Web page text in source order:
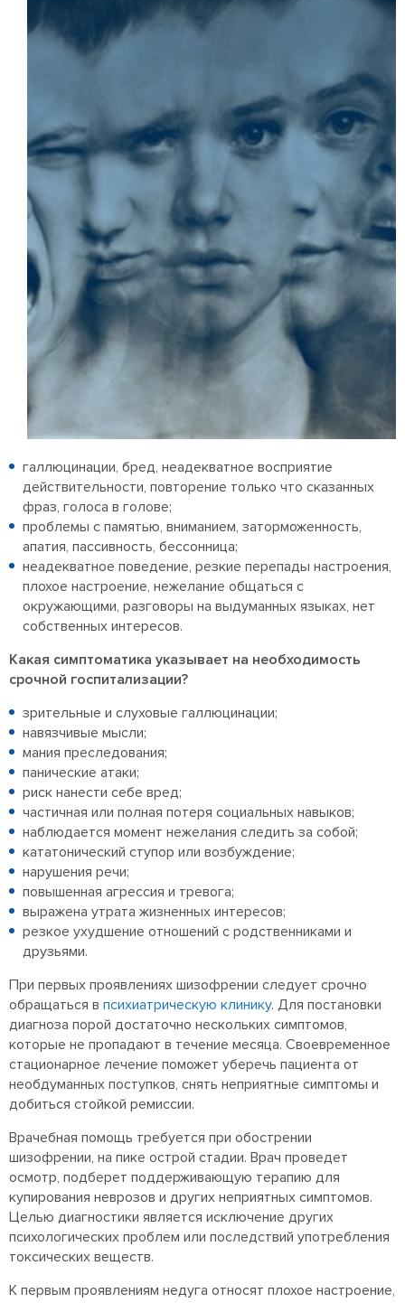
галлюцинации, бред, неадекватное восприятие
действительности, повторение только что сказанных
фраз, голоса в голове;
проблемы с памятью, вниманием, заторможенность,
апатия, пассивность, бессонница;
неадекватное поведение, резкие перепады настроения,
плохое настроение, нежелание общаться с
окружающими, разговоры на выдуманных языках, нет
собственных интересов.
Какая симптоматика указывает на необходимость
срочной госпитализации?
зрительные и слуховые галлюцинации;
навязчивые мысли;
мания преследования;
панические атаки;
риск нанести себе вред;
частичная или полная потеря социальных навыков;
наблюдается момент нежелания следить за собой;
кататонический ступор или возбуждение;
нарушения речи;
повышенная агрессия и тревога;
выражена утрата жизненных интересов;
резкое ухудшение отношений с родственниками и
друзьями.
При первых проявлениях шизофрении следует срочно
обращаться в психиатрическую клинику. Для постановки
диагноза порой достаточно нескольких симптомов,
которые не пропадают в течение месяца. Своевременное
стационарное лечение поможет уберечь пациента от
необдуманных поступков, снять неприятные симптомы и
добиться стойкой ремиссии.
Врачебная помощь требуется при обострении
шизофрении, на пике острой стадии. Врач проведет
осмотр, подберет поддерживающую терапию для
купирования неврозов и других неприятных симптомов.
Целью диагностики является исключение других
психологических проблем или последствий употребления
токсических веществ.
К первым проявлениям недуга относят плохое настроение,